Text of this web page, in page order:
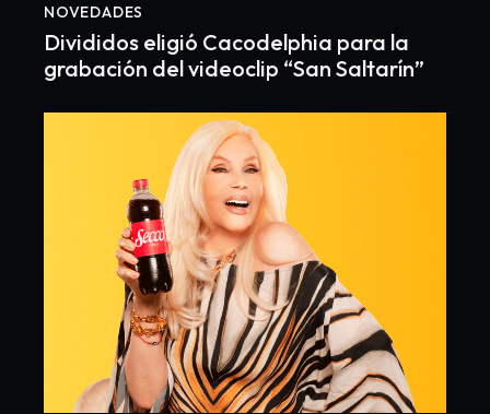
NOVEDADES
Divididos eligió Cacodelphia para la
grabación del videoclip “San Saltarín”